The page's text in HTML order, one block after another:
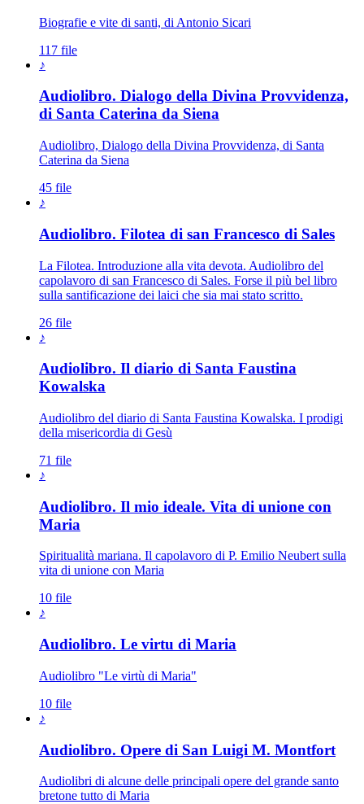
Biografie e vite di santi, di Antonio Sicari
117 file
♪
Audiolibro. Dialogo della Divina Provvidenza,
di Santa Caterina da Siena
Audiolibro, Dialogo della Divina Provvidenza, di Santa
Caterina da Siena
45 file
♪
Audiolibro. Filotea di san Francesco di Sales
La Filotea. Introduzione alla vita devota. Audiolibro del
capolavoro di san Francesco di Sales. Forse il più bel libro
sulla santificazione dei laici che sia mai stato scritto.
26 file
♪
Audiolibro. Il diario di Santa Faustina
Kowalska
Audiolibro del diario di Santa Faustina Kowalska. I prodigi
della misericordia di Gesù
71 file
♪
Audiolibro. Il mio ideale. Vita di unione con
Maria
Spiritualità mariana. Il capolavoro di P. Emilio Neubert sulla
vita di unione con Maria
10 file
♪
Audiolibro. Le virtu di Maria
Audiolibro "Le virtù di Maria"
10 file
♪
Audiolibro. Opere di San Luigi M. Montfort
Audiolibri di alcune delle principali opere del grande santo
bretone tutto di Maria